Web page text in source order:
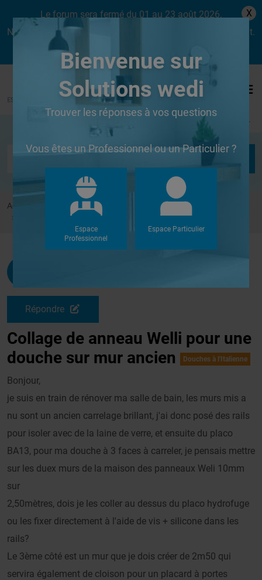
Le forum sera fermé du 01 au 23 août 2026.
Nous aurons le plaisir de vous retrouver dès le lundi 24 août.
X
Se connecter
Accueil Forums
Douches à l'Italienne
Collage de anneau Welli pour une douche sur mur ancien
Répondre
Collage de anneau Welli pour une
douche sur mur ancien
Douches à l'Italienne
Bonjour,
je suis en train de rénover ma salle de bain, les murs mis a
nu sont un ancien carrelage brillant, j'ai donc posé des rails
pour isoler avec de la laine de verre, et ensuite du placo
BA13, pour ma douche à 3 faces à carreler, je pensais mettre
sur les duex murs de la maison des panneaux Weli 10mm
sur
2,50mètres, dois je les coller au dessus du placo hydrofuge
ou les fixer directement à l'aide de vis + silicone dans les
rails?
Le 3ème côté est un mur que je dois créer de 2m50 qui
servira également de cloison pour un placard à portes
Bienvenue sur
Solutions wedi
Trouver les réponses à vos questions
Vous êtes un Professionnel ou un Particulier ?
Espace
Professionnel
Espace Particulier